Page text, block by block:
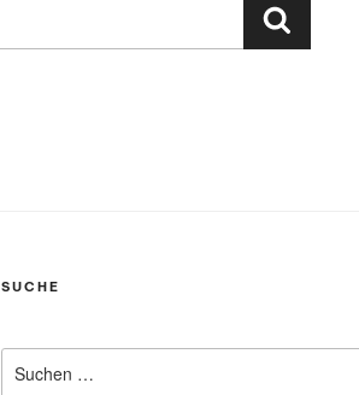
SUCHE
Suchen
nach: